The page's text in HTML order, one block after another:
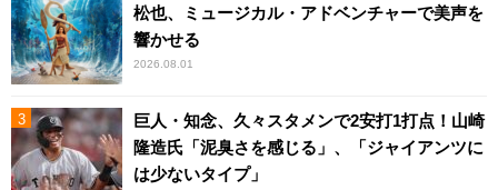
松也、ミュージカル・アドベンチャーで美声を
響かせる
2026.08.01
巨人・知念、久々スタメンで2安打1打点！山崎
隆造氏「泥臭さを感じる」、「ジャイアンツに
は少ないタイプ」